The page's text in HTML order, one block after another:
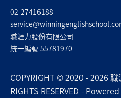
02-27416188
職涯力股份有限公司
統一編號 55781970
COPYRIGHT © 2020 - 2026
RIGHTS RESERVED -